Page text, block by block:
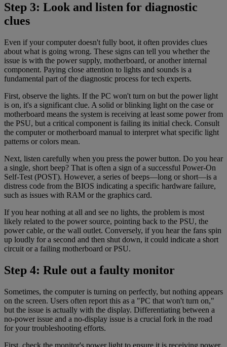
Step 3: Look and listen for diagnostic
clues
Even if your computer doesn't fully boot, it often provides clues
about what is going wrong. These signs can tell you whether the
issue is with the power supply, motherboard, or another internal
component. Paying close attention to lights and sounds is a
fundamental part of the diagnostic process for tech experts.
First, observe the lights. If the PC won't turn on but the power light
is on, it's a significant clue. A solid or blinking light on the case or
motherboard means the system is receiving at least some power from
the PSU, but a critical component is failing its initial check. Consult
the computer or motherboard manual to interpret what specific light
patterns or colors mean.
Next, listen carefully when you press the power button. Do you hear
a single, short beep? That is often a sign of a successful Power-On
Self-Test (POST). However, a series of beeps—long or short—is a
distress code from the BIOS indicating a specific hardware failure,
such as issues with RAM or the graphics card.
If you hear nothing at all and see no lights, the problem is most
likely related to the power source, pointing back to the PSU, the
power cable, or the wall outlet. Conversely, if you hear the fans spin
up loudly for a second and then shut down, it could indicate a short
circuit or a failing motherboard or PSU.
Step 4: Rule out a faulty monitor
Sometimes, the computer is turning on perfectly, but nothing appears
on the screen. Users often report this as a "PC that won't turn on,"
but the issue is actually with the display. Differentiating between a
no-power issue and a no-display issue is a crucial fork in the road
for your troubleshooting efforts.
First, check the monitor's power light to ensure it is receiving power.